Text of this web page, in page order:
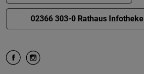
02366 303-0 Rathaus Infotheke